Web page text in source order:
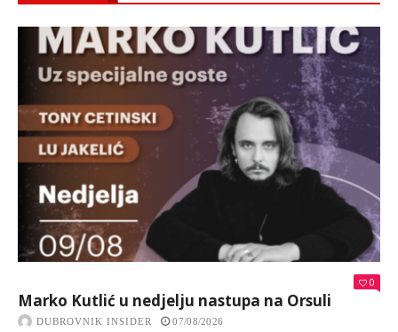
0
Marko Kutlić u nedjelju nastupa na Orsuli
DUBROVNIK INSIDER 07/08/2026